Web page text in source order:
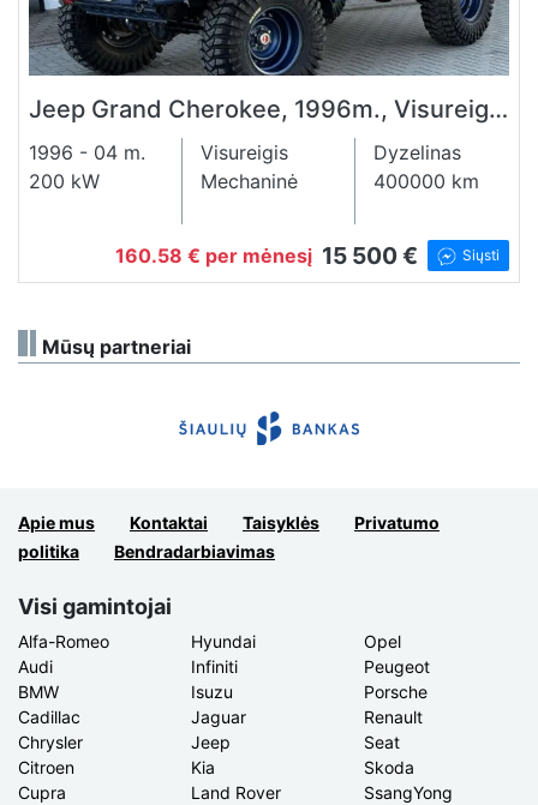
Jeep Grand Cherokee, 1996m., Visureigis, Dyzelinas, 3.0l.
1996 - 04 m. Visureigis
Dyzelinas
200 kW
Mechaninė 400000 km
160.58 € per mėnesį 15 500 € Siųsti
Mūsų partneriai
Apie mus Kontaktai Taisyklės
Privatumo
politika
Bendradarbiavimas
Visi gamintojai
Alfa-Romeo
Audi
BMW
Cadillac
Chrysler
Citroen
Cupra
Hyundai
Infiniti
Isuzu
Jaguar
Jeep
Kia
Land Rover
Opel
Peugeot
Porsche
Renault
Seat
Skoda
SsangYong